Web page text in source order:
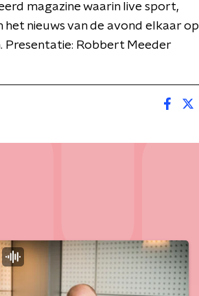
magazine waarin live sport,
het nieuws van de avond elkaar op
Presentatie: Robbert Meeder